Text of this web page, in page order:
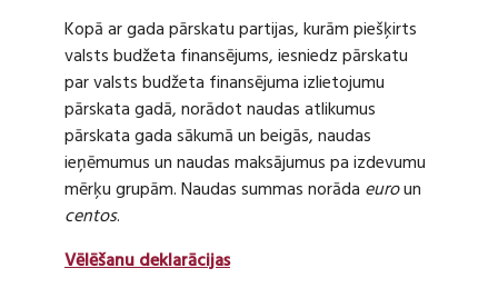
Kopā ar gada pārskatu partijas, kurām piešķirts
valsts budžeta finansējums, iesniedz pārskatu
par valsts budžeta finansējuma izlietojumu
pārskata gadā, norādot naudas atlikumus
pārskata gada sākumā un beigās, naudas
ieņēmumus un naudas maksājumus pa izdevumu
mērķu grupām. Naudas summas norāda euroun
centos.
Vēlēšanu deklarācijas